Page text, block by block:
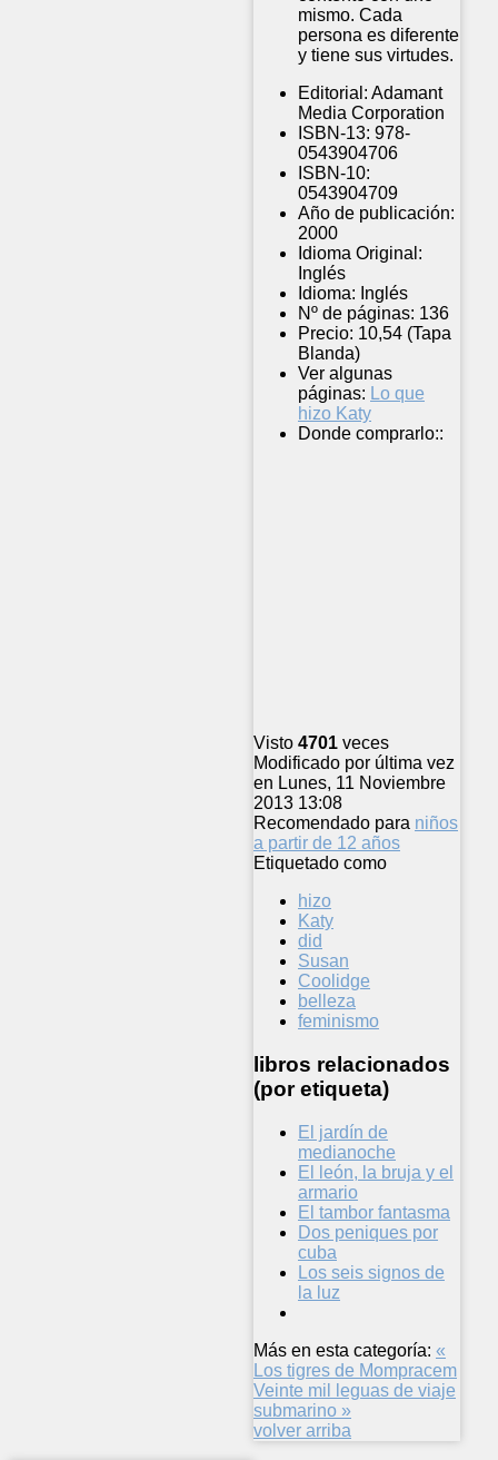
mismo. Cada
persona es diferente
y tiene sus virtudes.
Editorial: Adamant
Media Corporation
ISBN-13: 978-
0543904706
ISBN-10:
0543904709
Año de publicación:
2000
Idioma Original:
Inglés
Idioma: Inglés
Nº de páginas: 136
Precio: 10,54 (Tapa
Blanda)
Ver algunas
páginas: Lo que
hizo Katy
Donde comprarlo::
Visto 4701 veces
Modificado por última vez
en Lunes, 11 Noviembre
2013 13:08
Recomendado para niños
a partir de 12 años
Etiquetado como
hizo
Katy
did
Susan
Coolidge
belleza
feminismo
libros relacionados
(por etiqueta)
El jardín de
medianoche
El león, la bruja y el
armario
El tambor fantasma
Dos peniques por
cuba
Los seis signos de
la luz
Más en esta categoría: «
Los tigres de Mompracem
Veinte mil leguas de viaje
submarino »
volver arriba